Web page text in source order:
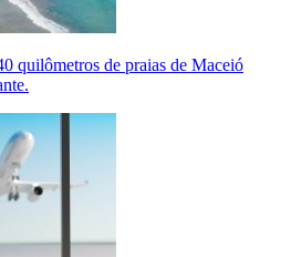
quilômetros de praias de Maceió